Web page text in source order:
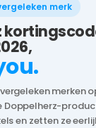
merk
merken
Doppelherz-
en zetten ze